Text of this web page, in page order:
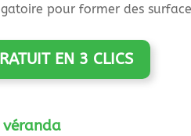
pour former des
EN 3 CLICS